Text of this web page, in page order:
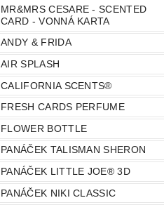
MR&MRS CESARE - SCENTED
CARD - VONNÁ KARTA
ANDY & FRIDA
AIR SPLASH
CALIFORNIA SCENTS®
FRESH CARDS PERFUME
FLOWER BOTTLE
PANÁČEK TALISMAN SHERON
PANÁČEK LITTLE JOE® 3D
PANÁČEK NIKI CLASSIC